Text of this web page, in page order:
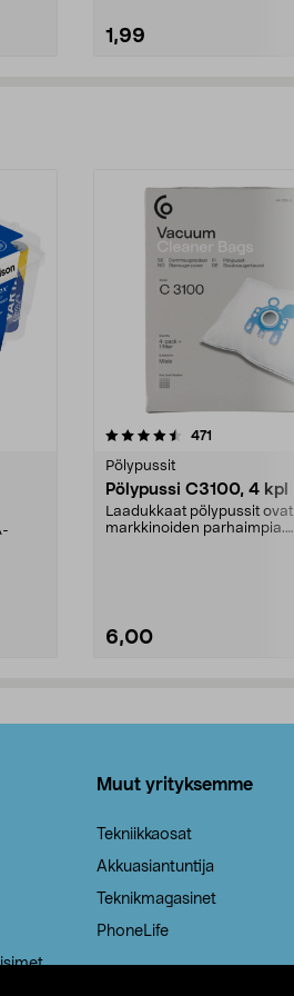
1,99
471
Pölypussit
Pölypussi C3100, 4 kpl
Laadukkaat pölypussit ovat
markkinoiden parhaimpia.
6,00
4.5viidestä
Muut yrityksemme
Tekniikkaosat
Akkuasiantuntija
Teknikmagasinet
PhoneLife